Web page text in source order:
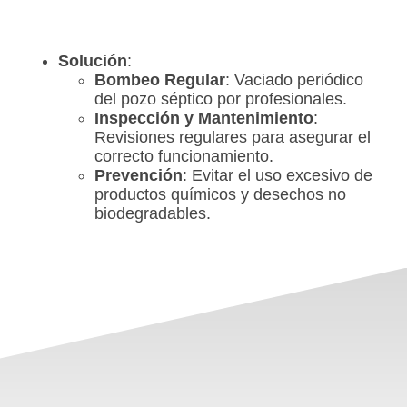
Solución:
Bombeo Regular: Vaciado periódico
del pozo séptico por profesionales.
Inspección y Mantenimiento:
Revisiones regulares para asegurar el
correcto funcionamiento.
Prevención: Evitar el uso excesivo de
productos químicos y desechos no
biodegradables.